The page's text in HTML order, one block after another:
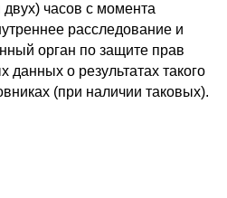
часов с момента
расследование и
орган по защите прав
данных о результатах такого
(при наличии таковых).